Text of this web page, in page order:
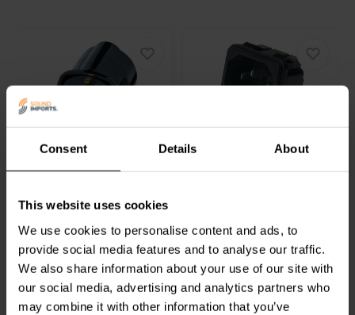
Consent Details About
This website uses cookies
We use cookies to personalise content and ads, to
provide social media features and to analyse our traffic.
We also share information about your use of our site with
our social media, advertising and analytics partners who
may combine it with other information that you’ve
13A
Brennenstuhl Adapter
klantbeoordelingen
Vergleichen
56 Auf Lager
10A
IEC-
klantbeoordelingen
Vergleichen
50 Auf Lager